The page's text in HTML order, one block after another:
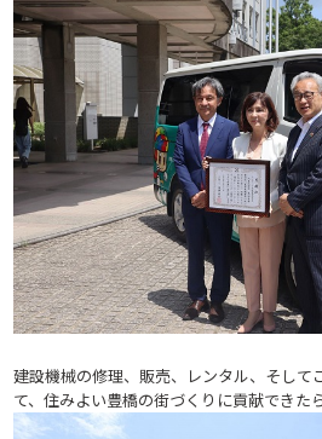
建設機械の修理、販売、レンタル、そして
て、住みよい豊橋の街づくりに貢献できた